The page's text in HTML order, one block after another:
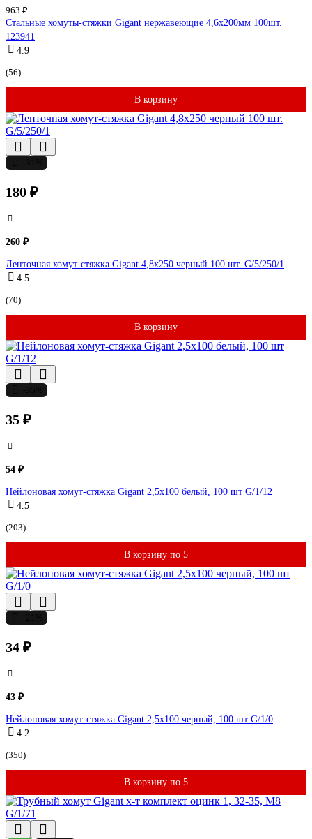
963 ₽
Стальные хомуты-стяжки Gigant нержавеющие 4,6х200мм 100шт.
123941
4.9
(56)
В корзину
180 ₽
260 ₽
Ленточная хомут-стяжка Gigant 4,8x250 черный 100 шт. G/5/250/1
4.5
(70)
В корзину
35 ₽
54 ₽
Нейлоновая хомут-стяжка Gigant 2,5х100 белый, 100 шт G/1/12
4.5
(203)
В корзину по 5
34 ₽
43 ₽
Нейлоновая хомут-стяжка Gigant 2,5х100 черный, 100 шт G/1/0
4.2
(350)
В корзину по 5